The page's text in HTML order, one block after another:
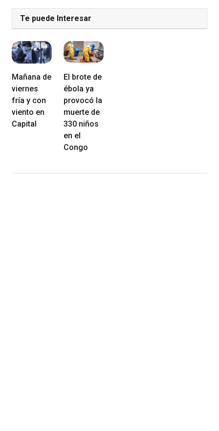
Te puede Interesar
Mañana de
viernes
fría y con
viento en
Capital
El brote de
ébola ya
provocó la
muerte de
330 niños
en el
Congo